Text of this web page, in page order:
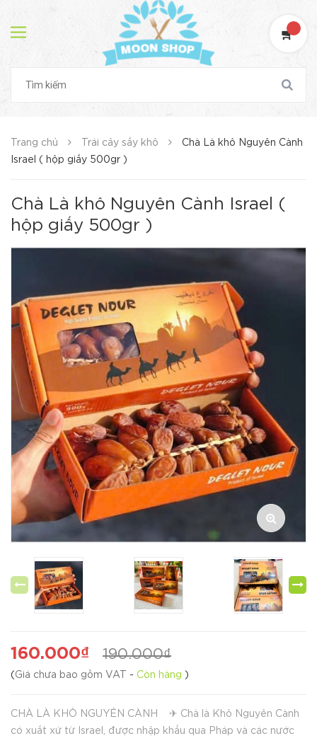
Trang chủ Trái cây sấy khô
Chà Là khô Nguyên Cành
Israel ( hộp giấy 500gr )
Chà Là khô Nguyên Cành Israel (
hộp giấy 500gr )
160.000₫ 190.000₫
( Giá chưa bao gồm VAT - Còn hàng )
CHÀ LÀ KHÔ NGUYÊN CÀNH ✈ Chà là Khô Nguyên Cành
có xuất xứ từ Israel, được nhập khẩu qua Pháp và các nước